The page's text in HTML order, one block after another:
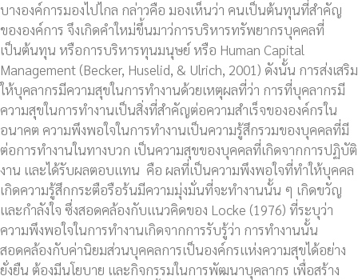
บางองค์การมองไปไกล กล่าวคือ มองเห็นว่า คนเป็นต้นทุนที่สำคัญ
ขององค์การ จึงเกิดคำใหม่ขึ้นมาว่การบริหารทรัพยากรบุคคลที่
เป็นต้นทุน หรือการบริหารทุนมนุษย์ หรือ Human Capital
Management (Becker, Huselid, & Ulrich, 2001) ดังนั้น การส่งเสริม
ให้บุคลากรมีความสุขในการทำงานด้วยเหตุผลที่ว่า การที่บุคลากรมี
ความสุขในการทำงานเป็นสิ่งที่สำคัญต่อความสำเร็จขององค์กรใน
อนาคต ความพึงพอใจในการทำงานเป็นความรู้สึกรวมของบุคคลที่มี
ต่อการทำงานในทางบวก เป็นความสุขของบุคคลที่เกิดจากการปฏิบัติ
งาน และได้รับผลตอบแทน คือ ผลที่เป็นความพึงพอใจที่ทำให้บุคคล
เกิดความรู้สึกกระตือรือร้นมีความมุ่งมั่นที่จะทำงานนั้น ๆ เกิดขวัญ
และกำลังใจ ซึ่งสอดคล้องกับแนวคิดของ Locke (1976) ที่ระบุว่า
ความพึงพอใจในการทำงานเกิดจากการรับรู้ว่า การทำงานนั้น
สอดคล้องกับค่านิยมส่วนบุคคลการเป็นองค์กรแห่งความสุขได้อย่าง
ยั่งยืน ต้องมีนโยบาย และกิจกรรมในการพัฒนาบุคลากร เพื่อสร้าง